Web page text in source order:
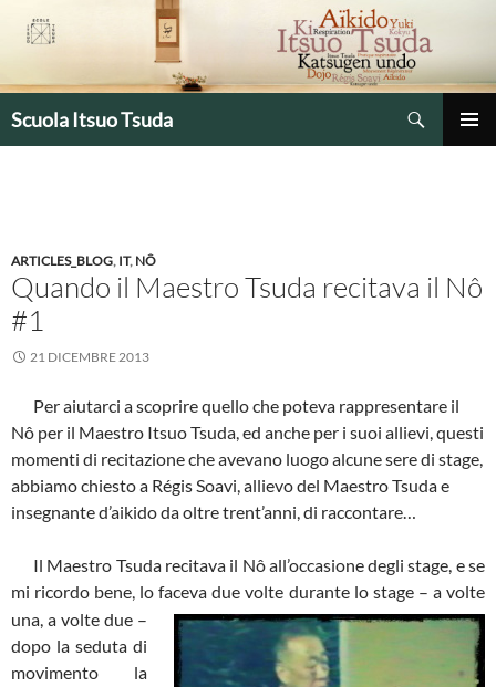
Scuola Itsuo Tsuda
ARTICLES_BLOG, IT, NÔ
Quando il Maestro Tsuda recitava il Nô
#1
21 DICEMBRE 2013
Per aiutarci a scoprire quello che poteva rappresentare il
Nô per il Maestro Itsuo Tsuda, ed anche per i suoi allievi, questi
momenti di recitazione che avevano luogo alcune sere di stage,
abbiamo chiesto a Régis Soavi, allievo del Maestro Tsuda e
insegnante d’aikido da oltre trent’anni, di raccontare…
Il Maestro Tsuda recitava il Nô all’occasione degli stage, e se
mi ricordo bene, lo faceva due volte durante lo stage – a volte
una, a volte due –
dopo la seduta di
movimento la